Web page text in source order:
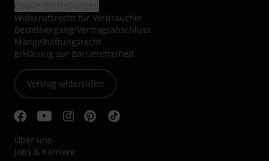
Widerrufsrecht für Verbraucher
Bestellvorgang/Vertragsabschluss
Mängelhaftungsrecht
Erklärung zur Barrierefreiheit
Vertrag widerrufen
Über uns
Jobs & Karriere